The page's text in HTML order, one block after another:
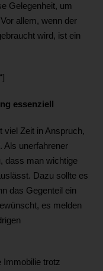
Gelegenheit, um
allem, wenn der
wird, ist ein
essenziell
viel Zeit in Anspruch,
Als unerfahrener
dass man wichtige
Dazu sollte es
das Gegenteil ein
es melden
Immobilie trotz